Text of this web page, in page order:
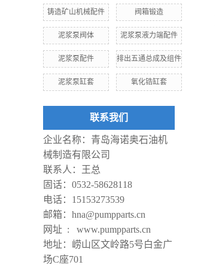
铸造矿山机械配件 阀箱锻造
泥浆泵阀体 泥浆泵液力端配件
泥浆泵配件 排出五通总成及组件
泥浆泵缸套 氧化锆缸套
联系我们
企业名称：青岛海诺奥石油机
械制造有限公司
联系人：王总
固话：0532-58628118
电话：15153273539
邮箱：hna@pumpparts.cn
网址 : www.pumpparts.cn
地址：崂山区文岭路5号白金广
场C座701